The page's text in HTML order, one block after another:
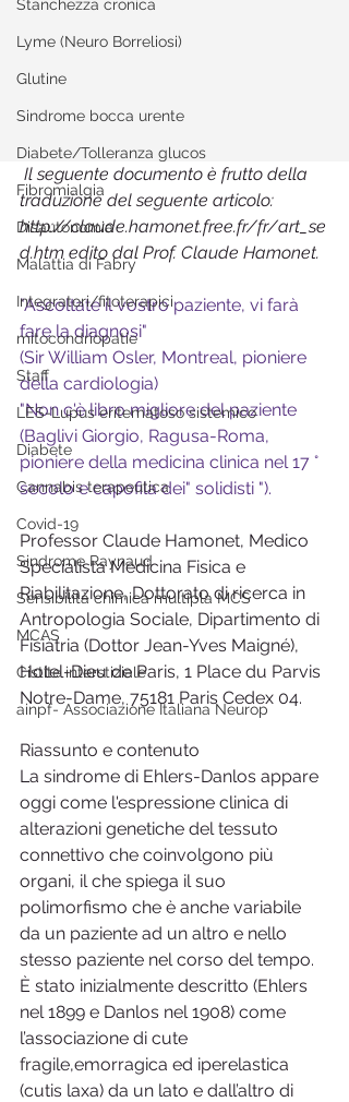
Stanchezza cronica
Lyme (Neuro Borreliosi)
Glutine
Sindrome bocca urente
Diabete/Tolleranza glucos
Fibromialgia
Disautonomia
Malattia di Fabry
Integratori/fitoterapici
mitocondriopatie
Staff
LES-Lupus eritematoso sistemico
Diabete
Cannabis terapeutica
Covid-19
Sindrome Raynaud
Sensibilità chimica multipla MCS
MCAS
Cistite interstiziale
ainpf- Associazione Italiana Neurop
Il seguente documento è frutto della
traduzione del seguente articolo:
http://claude.hamonet.free.fr/fr/art_se
d.htm edito dal Prof. Claude Hamonet.
"Ascoltate il vostro paziente, vi farà
fare la diagnosi"
(Sir William Osler, Montreal, pioniere
della cardiologia)
"Non c'è libro migliore del paziente
(Baglivi Giorgio, Ragusa-Roma,
pioniere della medicina clinica nel 17 °
secolo e capofila dei" solidisti ").
Professor Claude Hamonet, Medico
Specialista Medicina Fisica e
Riabilitazione, Dottorato di ricerca in
Antropologia Sociale, Dipartimento di
Fisiatria (Dottor Jean-Yves Maigné),
Hotel-Dieu de Paris, 1 Place du Parvis
Notre-Dame, 75181 Paris Cedex 04.
Riassunto e contenuto
La sindrome di Ehlers-Danlos appare
oggi come l'espressione clinica di
alterazioni genetiche del tessuto
connettivo che coinvolgono più
organi, il che spiega il suo
polimorfismo che è anche variabile
da un paziente ad un altro e nello
stesso paziente nel corso del tempo.
È stato inizialmente descritto (Ehlers
nel 1899 e Danlos nel 1908) come
l’associazione di cute
fragile,emorragica ed iperelastica
(cutis laxa) da un lato e dall’altro di